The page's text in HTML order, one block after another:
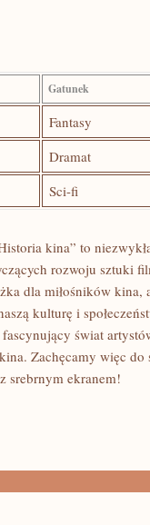
Gatunek
Fantasy
Dramat
Sci-fi
kina” to
rozwoju sztuki
dla⁢ miłośników
kulturę i
świat
Zachęcamy więc​
srebrnym ekranem!